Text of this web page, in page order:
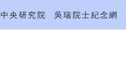
中央研究院 吳瑞院士紀念網